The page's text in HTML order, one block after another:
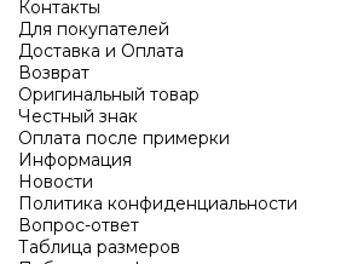
Контакты
Для покупателей
Доставка и Оплата
Возврат
Оригинальный товар
Честный знак
Оплата после примерки
Информация
Новости
Политика конфиденциальности
Вопрос-ответ
Таблица размеров